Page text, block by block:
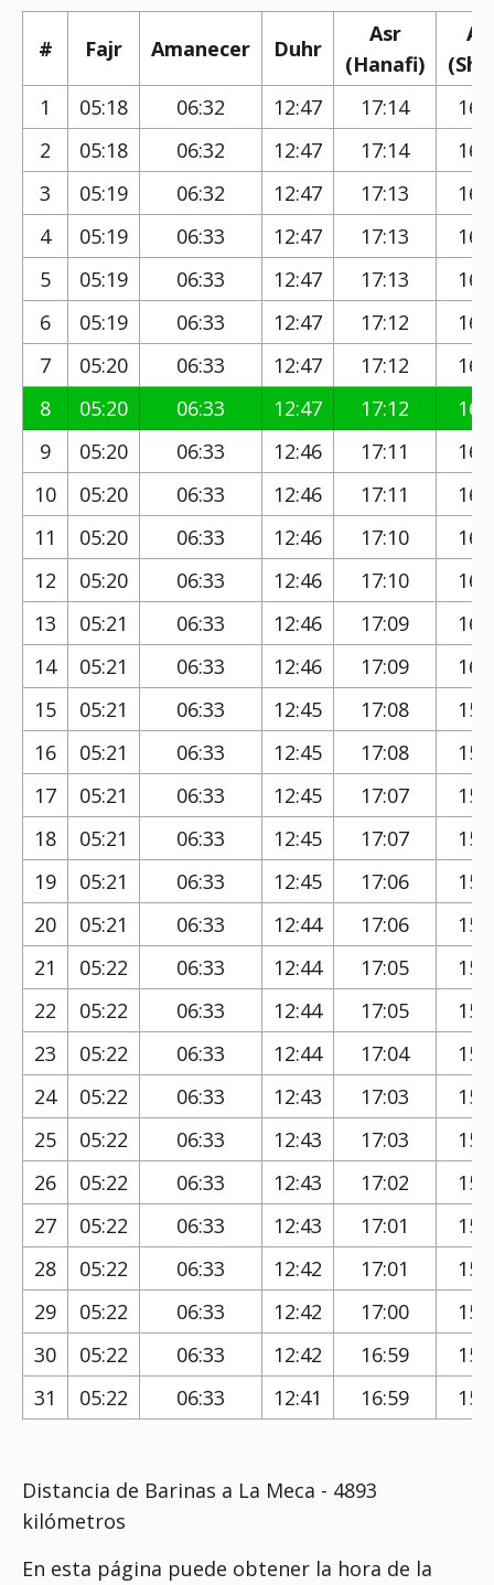
# Fajr Amanecer Duhr
Asr
(Hanafi)
1
05:18 06:32 12:47 17:14
2
05:18 06:32 12:47 17:14
3
05:19 06:32 12:47 17:13
4
05:19 06:33 12:47 17:13
5
05:19 06:33 12:47 17:13
6
05:19 06:33 12:47 17:12
7
05:20 06:33 12:47 17:12
8
05:20 06:33 12:47 17:12
9
05:20 06:33 12:46 17:11
10
05:20 06:33 12:46 17:11
11
05:20 06:33 12:46 17:10
12
05:20 06:33 12:46 17:10
13
05:21 06:33 12:46 17:09
14
05:21 06:33 12:46 17:09
15
05:21 06:33 12:45 17:08
16
05:21 06:33 12:45 17:08
17
05:21 06:33 12:45 17:07
18
05:21 06:33 12:45 17:07
19
05:21 06:33 12:45 17:06
20
05:21 06:33 12:44 17:06
21
05:22 06:33 12:44 17:05
22
05:22 06:33 12:44 17:05
23
05:22 06:33 12:44 17:04
24
05:22 06:33 12:43 17:03
25
05:22 06:33 12:43 17:03
26
05:22 06:33 12:43 17:02
27
05:22 06:33 12:43 17:01
28
05:22 06:33 12:42 17:01
29
05:22 06:33 12:42 17:00
30
05:22 06:33 12:42 16:59
31
05:22 06:33 12:41 16:59
Distancia de Barinas a La Meca - 4893
kilómetros
En esta página puede obtener la hora de la